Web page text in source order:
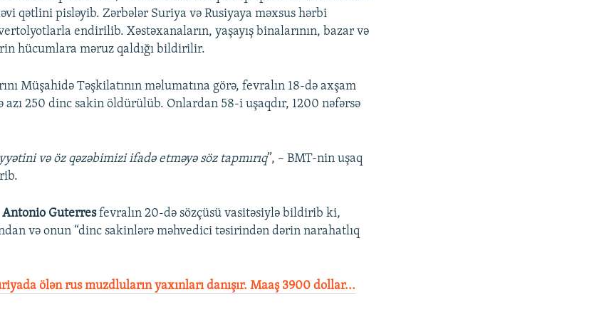
qətlini pisləyib. Zərbələr Suriya və Rusiyaya məxsus hərbi
endirilib. Xəstəxanaların, yaşayış binalarının, bazar və
hücumlara məruz qaldığı bildirilir.
Müşahidə Təşkilatının məlumatına görə, fevralın 18-də axşam
azı 250 dinc sakin öldürülüb. Onlardan 58-i uşaqdır, 1200 nəfərsə
və öz qəzəbimizi ifadə etməyə söz tapmırıq”, – BMT-nin uşaq
Antonio Guterresfevralın 20-də sözçüsü vasitəsiylə bildirib ki,
və onun “dinc sakinlərə məhvedici təsirindən dərin narahatlıq
ölən rus muzdluların yaxınları danışır. Maaş 3900 dollar...